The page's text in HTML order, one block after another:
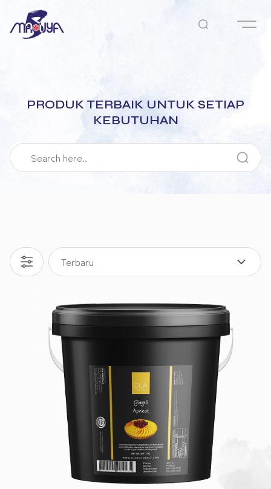
PRODUK TERBAIK UNTUK SETIAP
KEBUTUHAN